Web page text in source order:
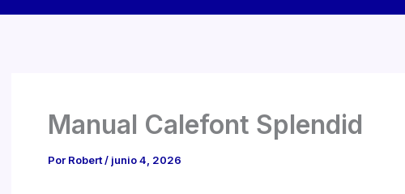
Manual Calefont Splendid
Por Robert/ junio 4, 2026